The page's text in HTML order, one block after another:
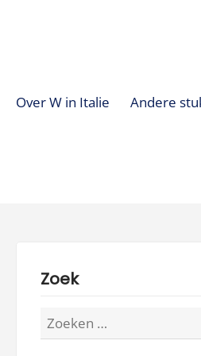
Over W in Italie Andere
Zoek
Zoeken
naar: